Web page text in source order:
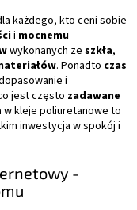
każdego, kto ceni sobie
i mocnemu
wykonanych ze szkła,
. Ponadto czas
i
jest często zadawane
w kleje poliuretanowe to
inwestycja w spokój i
-